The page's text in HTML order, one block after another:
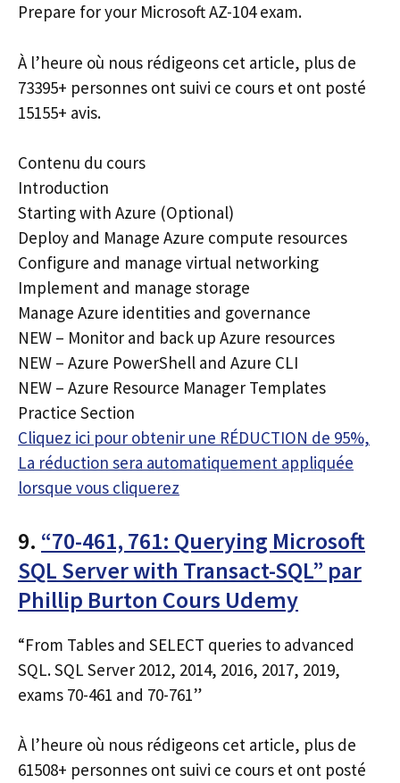
Prepare for your Microsoft AZ-104 exam.
À l’heure où nous rédigeons cet article, plus de
73395+ personnes ont suivi ce cours et ont posté
15155+ avis.
Contenu du cours
Introduction
Starting with Azure (Optional)
Deploy and Manage Azure compute resources
Configure and manage virtual networking
Implement and manage storage
Manage Azure identities and governance
NEW – Monitor and back up Azure resources
NEW – Azure PowerShell and Azure CLI
NEW – Azure Resource Manager Templates
Practice Section
Cliquez ici pour obtenir une RÉDUCTION de 95%,
La réduction sera automatiquement appliquée
lorsque vous cliquerez
9. “70-461, 761: Querying Microsoft
SQL Server with Transact-SQL” par
Phillip Burton Cours Udemy
“From Tables and SELECT queries to advanced
SQL. SQL Server 2012, 2014, 2016, 2017, 2019,
exams 70-461 and 70-761”
À l’heure où nous rédigeons cet article, plus de
61508+ personnes ont suivi ce cours et ont posté